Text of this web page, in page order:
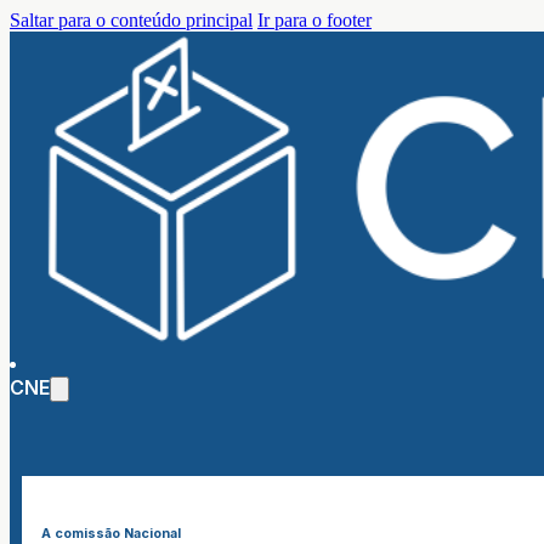
Saltar para o conteúdo principal Ir para o footer
CNE
A comissão Nacional